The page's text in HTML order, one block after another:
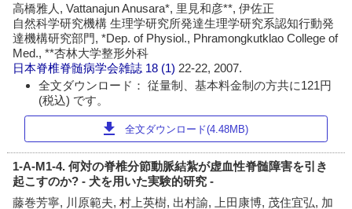
高橋雅人, Vattanajun Anusara*, 里見和彦**, 伊佐正
自然科学研究機構 生理学研究所発達生理学研究系認知行動発
達機構研究部門, *Dep. of Physiol., Phramongkutklao College of
Med., **杏林大学整形外科
日本脊椎脊髄病学会雑誌 18 (1) 22-22, 2007.
全文ダウンロード： 従量制、基本料金制の方共に121円
(税込) です。
download 全文ダウンロード(4.48MB)
1-A-M1-4. 何対の脊椎分節動脈結紮が虚血性脊髄障害を引き
起こすのか? - 犬を用いた実験的研究 -
藤巻芳寧, 川原範夫, 村上英樹, 出村諭, 上田康博, 茂住宜弘, 加